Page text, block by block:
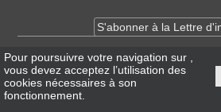
S'abonner à la Lettre
InfosCNIL/RGPD
Conditions Générales d'Utilisation
Pour poursuivre votre navigation sur
vous devez acceptez l’utilisation des
cookies nécessaires à son
fonctionnement.